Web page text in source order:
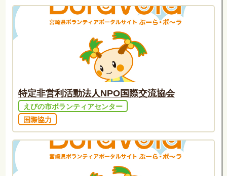
特定非営利活動法人NPO国際交流協会
えびの市ボランティアセンター
国際協力